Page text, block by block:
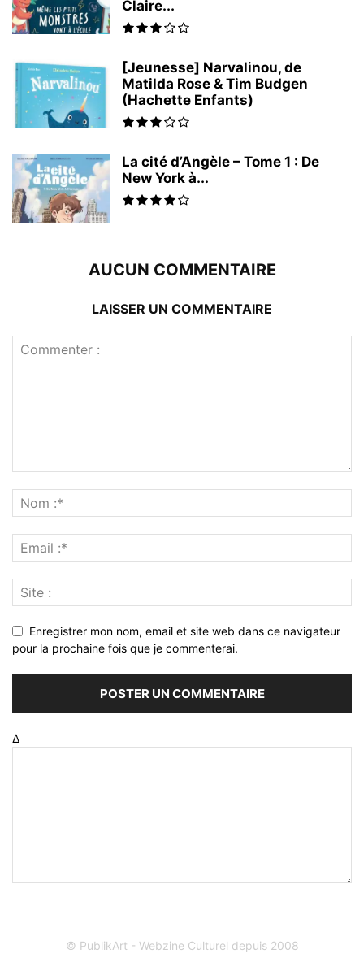
Claire...
[Jeunesse] Narvalinou, de
Matilda Rose & Tim Budgen
(Hachette Enfants)
La cité d’Angèle – Tome 1 : De
New York à...
AUCUN COMMENTAIRE
LAISSER UN COMMENTAIRE
Enregistrer mon nom, email et site web dans ce navigateur
pour la prochaine fois que je commenterai.
Δ
© PublikArt - Webzine Culturel depuis 2008